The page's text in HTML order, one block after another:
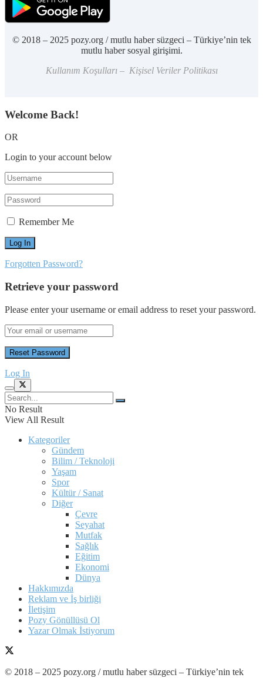
© 2018 – 2025 pozy.org / mutlu haber süzgeci – Türkiye’nin tek
mutlu haber sosyal girişimi.
Kullanım Koşulları – Kişisel Veriler Politikası
Welcome Back!
OR
Login to your account below
Remember Me
Forgotten Password?
Retrieve your password
Please enter your username or email address to reset your password.
Log In
No Result
View All Result
Kategoriler
Gündem
Bilim / Teknoloji
Yaşam
Spor
Kültür / Sanat
Diğer
Çevre
Seyahat
Mutfak
Sağlık
Eğitim
Ekonomi
Dünya
Hakkımızda
Reklam ve İş birliği
İletişim
Pozy Gönüllüsü Ol
Yazar Olmak İstiyorum
© 2018 – 2025 pozy.org / mutlu haber süzgeci – Türkiye’nin tek